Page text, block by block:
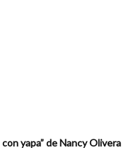
yapa” de Nancy Olivera